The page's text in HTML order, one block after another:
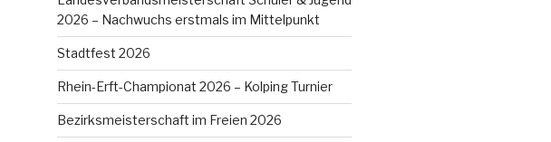
2026 – Nachwuchs erstmals im Mittelpunkt
Stadtfest 2026
Rhein-Erft-Championat 2026 – Kolping Turnier
Bezirksmeisterschaft im Freien 2026